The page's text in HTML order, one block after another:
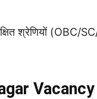
श्रेणियों (OBC/
Vacancy